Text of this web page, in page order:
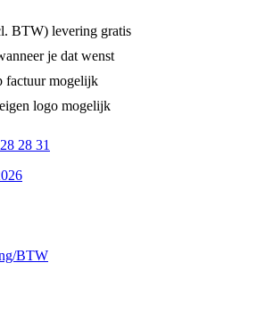
BTW) levering gratis
je dat wenst
factuur mogelijk
logo mogelijk
28 31
BTW